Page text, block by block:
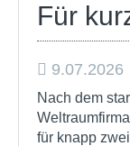
Für
9.07.2026
Nach dem
für knapp